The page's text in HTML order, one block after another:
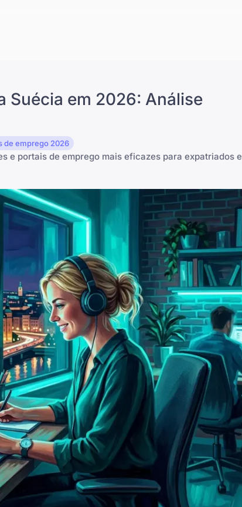
Suécia em 2026: Análise
de emprego 2026
e portais de emprego mais eficazes para expatriados e